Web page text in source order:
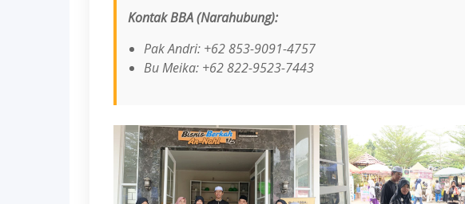
Kontak BBA (Narahubung):
Pak Andri: +62 853-9091-4757
Bu Meika: +62 822-9523-7443